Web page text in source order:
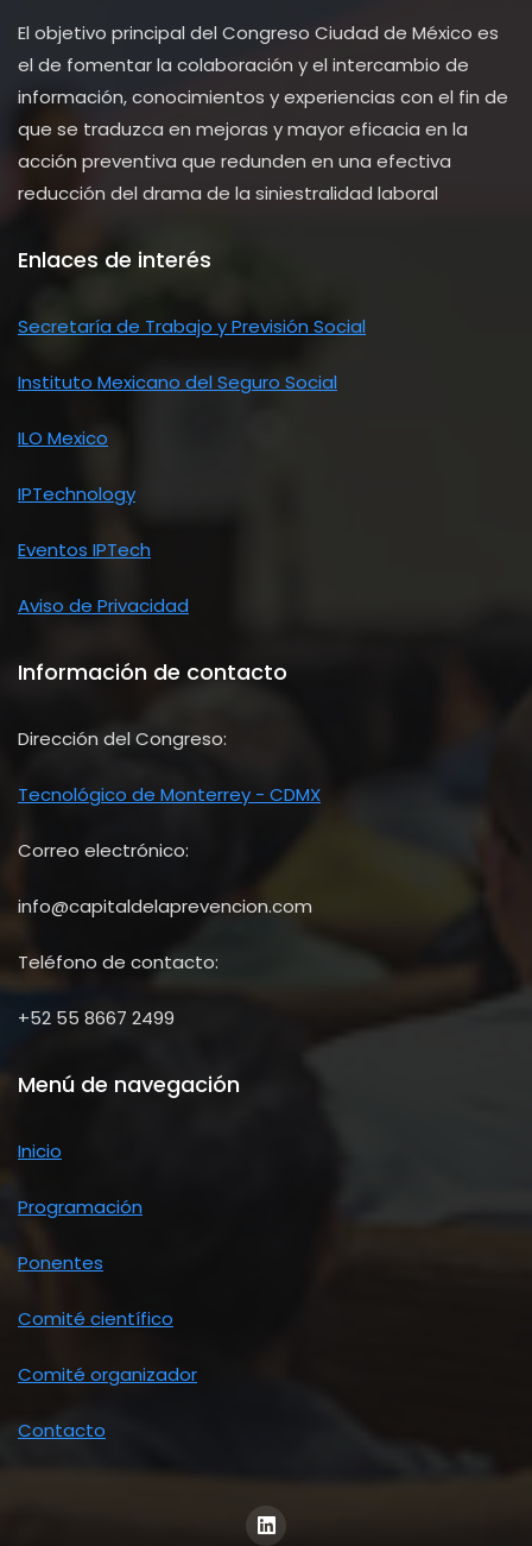
El objetivo principal del Congreso Ciudad de México es
el de fomentar la colaboración y el intercambio de
información, conocimientos y experiencias con el fin de
que se traduzca en mejoras y mayor eficacia en la
acción preventiva que redunden en una efectiva
reducción del drama de la siniestralidad laboral
Enlaces de interés
Secretaría de Trabajo y Previsión Social
Instituto Mexicano del Seguro Social
ILO Mexico
IPTechnology
Eventos IPTech
Aviso de Privacidad
Información de contacto
Dirección del Congreso:
Tecnológico de Monterrey - CDMX
Correo electrónico:
info@capitaldelaprevencion.com
Teléfono de contacto:
+52 55 8667 2499
Menú de navegación
Inicio
Programación
Ponentes
Comité científico
Comité organizador
Contacto